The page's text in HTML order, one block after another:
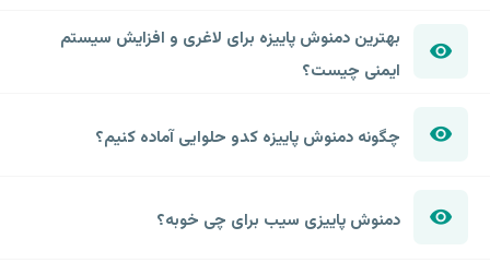
بهترین دمنوش پاییزه برای لاغری و افزایش سیستم
ایمنی چیست؟
چگونه دمنوش پاییزه کدو حلوایی آماده کنیم؟
دمنوش پاییزی سیب برای چی خوبه؟